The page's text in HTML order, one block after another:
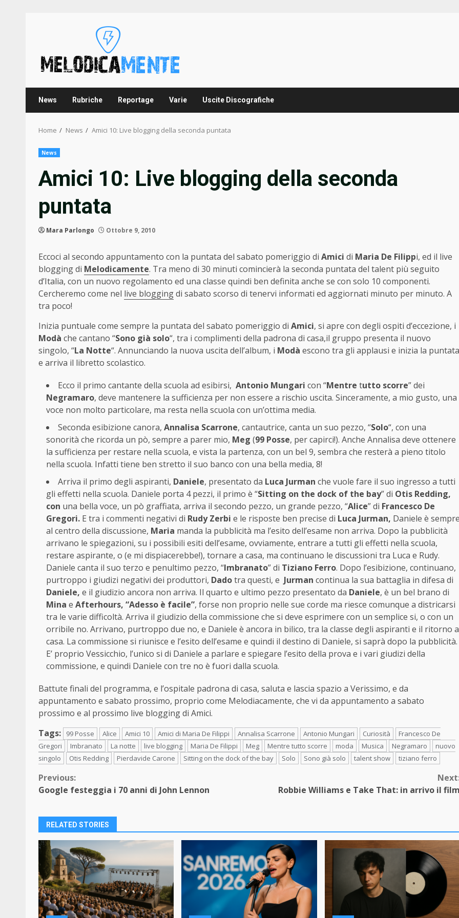
News Rubriche Reportage Varie Uscite Discografiche
Home News Amici 10: Live blogging della seconda puntata
News
Amici 10: Live blogging della seconda
puntata
Mara Parlongo Ottobre 9, 2010
Eccoci al secondo appuntamento con la puntata del sabato pomeriggio di Amici di Maria De Filippi, ed il live
blogging di Melodicamente. Tra meno di 30 minuti comincierà la seconda puntata del talent più seguito
d’Italia, con un nuovo regolamento ed una classe quindi ben definita anche se con solo 10 componenti.
Cercheremo come nel live bloggingdi sabato scorso di tenervi informati ed aggiornati minuto per minuto. A
tra poco!
Inizia puntuale come sempre la puntata del sabato pomeriggio di Amici, si apre con degli ospiti d’eccezione, i
Modà che cantano “Sono già solo“, tra i complimenti della padrona di casa,il gruppo presenta il nuovo
singolo, “La Notte“. Annunciando la nuova uscita dell’album, i Modà escono tra gli applausi e inizia la puntata
e arriva il libretto scolastico.
Ecco il primo cantante della scuola ad esibirsi, Antonio Mungari con “Mentre tutto scorre” dei
Negramaro, deve mantenere la sufficienza per non essere a rischio uscita. Sinceramente, a mio gusto, una
voce non molto particolare, ma resta nella scuola con un’ottima media.
Seconda esibizione canora, Annalisa Scarrone, cantautrice, canta un suo pezzo, “Solo“, con una
sonorità che ricorda un pò, sempre a parer mio, Meg (99 Posse, per capirci!). Anche Annalisa deve ottenere
la sufficienza per restare nella scuola, e vista la partenza, con un bel 9, sembra che resterà a pieno titolo
nella scuola. Infatti tiene ben stretto il suo banco con una bella media, 8!
Arriva il primo degli aspiranti, Daniele, presentato da Luca Jurman che vuole fare il suo ingresso a tutti
gli effetti nella scuola. Daniele porta 4 pezzi, il primo è “Sitting on the dock of the bay” di Otis Redding,
con una bella voce, un pò graffiata, arriva il secondo pezzo, un grande pezzo, “Alice” di Francesco De
Gregori. E tra i commenti negativi di Rudy Zerbi e le risposte ben precise di Luca Jurman, Daniele è
al centro della discussione, Maria manda la pubblicità ma l’esito dell’esame non arriva. Dopo la pubblicità
arrivano le spiegazioni, su i possibili esiti dell’esame, ovviamente, entrare a tutti gli effetti nella scuola,
restare aspirante, o (e mi dispiacerebbe!), tornare a casa, ma continuano le discussioni tra Luca e Rudy.
Daniele canta il suo terzo e penultimo pezzo, “Imbranato” di Tiziano Ferro. Dopo l’esibizione, continuano,
purtroppo i giudizi negativi dei produttori, Dadotra questi, e Jurman continua la sua battaglia in difesa di
Daniele, e il giudizio ancora non arriva. Il quarto e ultimo pezzo presentato da Daniele, è un bel brano di
Mina e Afterhours, “Adesso è facile”, forse non proprio nelle sue corde ma riesce comunque a districarsi
tra le varie difficoltà. Arriva il giudizio della commissione che si deve esprimere con un semplice si, o con un
orribile no. Arrivano, purtroppo due no, e Daniele è ancora in bilico, tra la classe degli aspiranti e il ritorno a
casa. La commissione si riunisce e l’esito dell’esame e quindi il destino di Daniele, si saprà dopo la pubblicità.
E’ proprio Vessicchio, l’unico si di Daniele a parlare e spiegare l’esito della prova e i vari giudizi della
commissione, e quindi Daniele con tre no è fuori dalla scuola.
Battute finali del programma, e l’ospitale padrona di casa, saluta e lascia spazio a Verissimo, e da
appuntamento e sabato prossimo, proprio come Melodiacamente, che vi da appuntamento a sabato
prossimo e al prossimo live blogging di Amici.
Tags:
99 Posse Alice Amici 10 Amici di Maria De Filippi Annalisa Scarrone Antonio Mungari Curiosità
Francesco De
Gregori
Imbranato La notte live blogging Maria De Filippi Meg Mentre tutto scorre moda Musica Negramaro
nuovo
singolo
Otis Redding Pierdavide Carone Sitting on the dock of the bay Solo Sono già solo talent show tiziano ferro
Continue
Reading
Previous:
Google festeggia i 70 anni di John Lennon
Robbie Williams e Take That: in arrivo il
RELATED STORIES